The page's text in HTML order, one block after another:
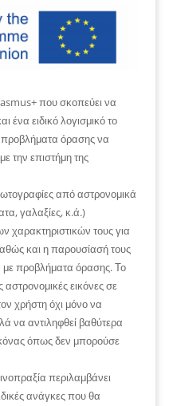
που σκοπεύει να
ένα ειδικό λογισμικό το
προβλήματα όρασης να
την επιστήμη της
από αστρονομικά
γαλαξίες, κ.ά.)
χαρακτηριστικών τους για
και η παρουσίασή τους
με προβλήματα όρασης. Το
αστρονομικές εικόνες σε
χρήστη όχι μόνο να
να αντιληφθεί βαθύτερα
όπως δεν μπορούσε
περιλαμβάνει
ανάγκες που θα